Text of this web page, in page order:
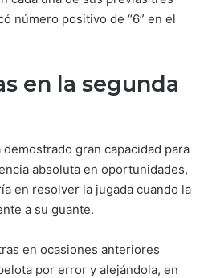
número positivo de “6” en el
en la segunda
demostrado gran capacidad para
absoluta en oportunidades,
en resolver la jugada cuando la
a su guante.
en ocasiones anteriores
por error y alejándola, en